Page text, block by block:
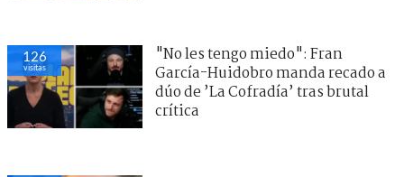
126
visitas
"No les tengo miedo": Fran
García-Huidobro manda recado a
dúo de ’La Cofradía’ tras brutal
crítica